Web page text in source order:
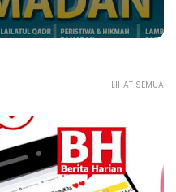
LIHAT SEMUA